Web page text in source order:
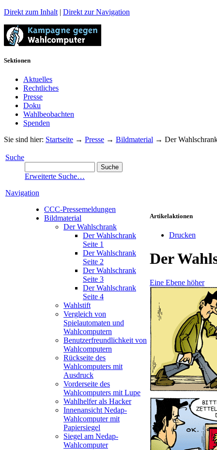
Direkt zum Inhalt | Direkt zur Navigation
Sektionen
Aktuelles
Rechtliches
Presse
Doku
Wahlbeobachten
Spenden
Sie sind hier: Startseite → Presse → Bildmaterial → Der
Suche
Erweiterte Suche…
Navigation
CCC-Pressemeldungen
Bildmaterial
Der Wahlschrank
Der Wahlschrank
Seite 1
Der Wahlschrank
Seite 2
Der Wahlschrank
Seite 3
Der Wahlschrank
Seite 4
Wahlstift
Vergleich von
Spielautomaten und
Wahlcomputern
Benutzerfreundlichkeit von
Wahlcomputern
Rückseite des
Wahlcomputers mit
Ausdruck
Vorderseite des
Wahlcomputers mit Lupe
Wahlhelfer als Hacker
Innenansicht Nedap-
Wahlcomputer mit
Papiersiegel
Siegel am Nedap-
Wahlcomputer
Artikelaktionen
Drucken
Der
Eine Ebene höher